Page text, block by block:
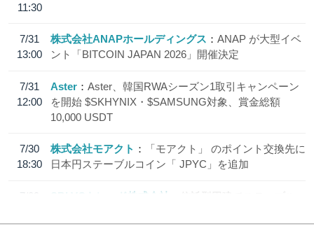
11:30
7/31
13:00
株式会社ANAPホールディングス
ANAP が大型イベ
ント「BITCOIN JAPAN 2026」開催決定
7/31
12:00
Aster
Aster、韓国RWAシーズン1取引キャンペーン
を開始 $SKHYNIX・$SAMSUNG対象、賞金総額
10,000 USDT
7/30
18:30
株式会社モアクト
「モアクト」 のポイント交換先に
日本円ステーブルコイン「 JPYC」を追加
7/29
SBI VCトレード株式会社
信託型円建てステーブル